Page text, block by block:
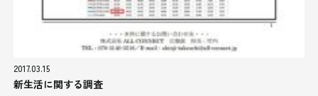
2017.03.15
新生活に関する調査